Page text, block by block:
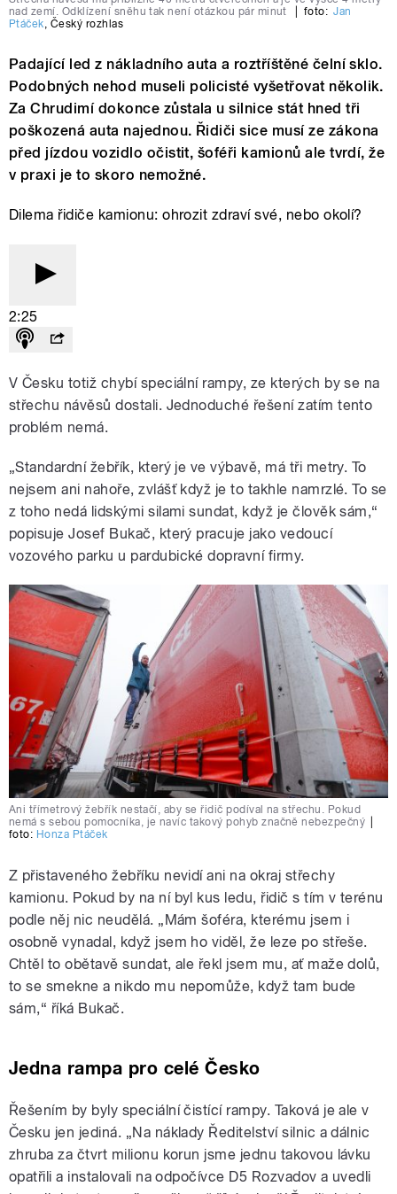
nad zemí. Odklízení sněhu tak není otázkou pár minut
foto: Jan
Ptáček, Český rozhlas
Padající led z nákladního auta a roztříštěné čelní sklo.
Podobných nehod museli policisté vyšetřovat několik.
Za Chrudimí dokonce zůstala u silnice stát hned tři
poškozená auta najednou. Řidiči sice musí ze zákona
před jízdou vozidlo očistit, šoféři kamionů ale tvrdí, že
v praxi je to skoro nemožné.
Dilema řidiče kamionu: ohrozit zdraví své, nebo okolí?
2:25
V Česku totiž chybí speciální rampy, ze kterých by se na
střechu návěsů dostali. Jednoduché řešení zatím tento
problém nemá.
„Standardní žebřík, který je ve výbavě, má tři metry. To
nejsem ani nahoře, zvlášť když je to takhle namrzlé. To se
z toho nedá lidskými silami sundat, když je člověk sám,“
popisuje Josef Bukač, který pracuje jako vedoucí
vozového parku u pardubické dopravní firmy.
Ani třímetrový žebřík nestačí, aby se řidič podíval na střechu. Pokud
nemá s sebou pomocníka, je navíc takový pohyb značně nebezpečný
foto: Honza Ptáček
Z přistaveného žebříku nevidí ani na okraj střechy
kamionu. Pokud by na ní byl kus ledu, řidič s tím v terénu
podle něj nic neudělá. „Mám šoféra, kterému jsem i
osobně vynadal, když jsem ho viděl, že leze po střeše.
Chtěl to obětavě sundat, ale řekl jsem mu, ať maže dolů,
to se smekne a nikdo mu nepomůže, když tam bude
sám,“ říká Bukač.
Jedna rampa pro celé Česko
Řešením by byly speciální čistící rampy. Taková je ale v
Česku jen jediná. „Na náklady Ředitelství silnic a dálnic
zhruba za čtvrt milionu korun jsme jednu takovou lávku
opatřili a instalovali na odpočívce D5 Rozvadov a uvedli